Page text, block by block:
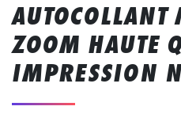
ZOOM HAUTE
IMPRESSION